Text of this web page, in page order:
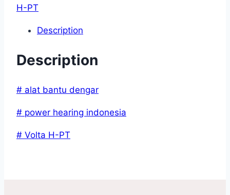
H-PT
Description
Description
# alat bantu dengar
# power hearing indonesia
# Volta H-PT